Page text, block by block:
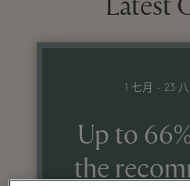
1 七月 - 23
Up to
the